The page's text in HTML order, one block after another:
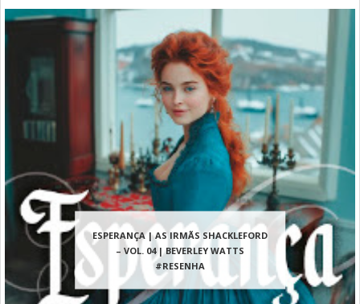
ESPERANÇA | AS IRMÃS SHACKLEFORD
– VOL. 04 | BEVERLEY WATTS
#RESENHA